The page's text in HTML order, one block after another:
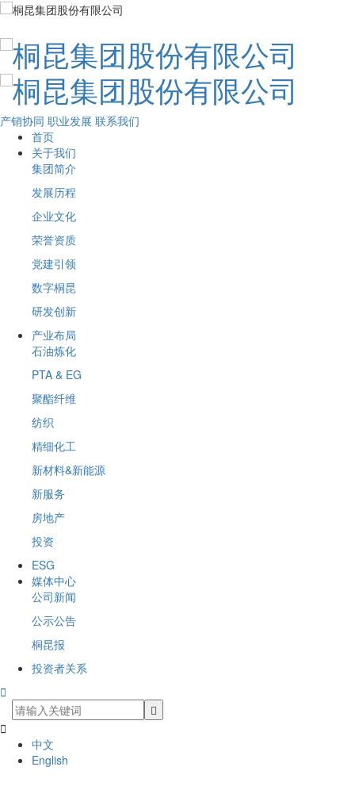
产销协同 职业发展 联系我们
首页
关于我们
集团简介
发展历程
企业文化
荣誉资质
党建引领
数字桐昆
研发创新
产业布局
石油炼化
PTA & EG
聚酯纤维
纺织
精细化工
新材料&新能源
新服务
房地产
投资
ESG
媒体中心
公司新闻
公示公告
桐昆报
投资者关系


中文
English